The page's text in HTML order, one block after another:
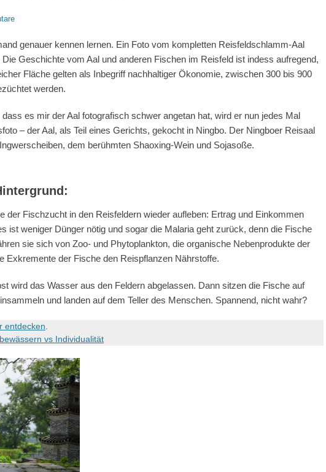
genauer kennen lernen. Ein Foto vom kompletten Reisfeldschlamm-Aal
Geschichte vom Aal und anderen Fischen im Reisfeld ist indess aufregend,
Fläche gelten als Inbegriff nachhaltiger Ökonomie, zwischen 300 bis 900
werden.
es mir der Aal fotografisch schwer angetan hat, wird er nun jedes Mal
– der Aal, als Teil eines Gerichts, gekocht in Ningbo. Der Ningboer Reisaal
dem berühmten Shaoxing-Wein und Sojasoße.
der Fischzucht in den Reisfeldern wieder aufleben: Ertrag und Einkommen
ist weniger Dünger nötig und sogar die Malaria geht zurück, denn die Fische
sie sich von Zoo- und Phytoplankton, die organische Nebenprodukte der
Exkremente der Fische den Reispflanzen Nährstoffe.
wird das Wasser aus den Feldern abgelassen. Dann sitzen die Fische auf
und landen auf dem Teller des Menschen. Spannend, nicht wahr?
entdecken
vs Individualität